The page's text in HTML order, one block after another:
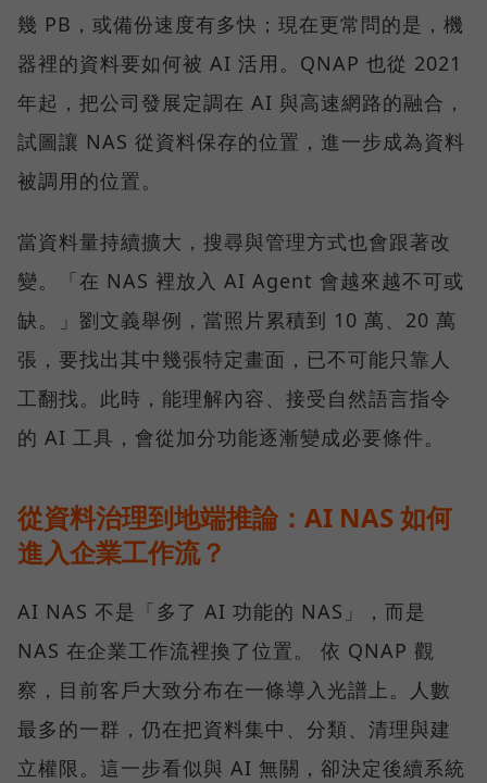
幾 PB，或備份速度有多快；現在更常問的是，機
器裡的資料要如何被 AI 活用。QNAP 也從 2021
年起，把公司發展定調在 AI 與高速網路的融合，
試圖讓 NAS 從資料保存的位置，進一步成為資料
被調用的位置。
當資料量持續擴大，搜尋與管理方式也會跟著改
變。「在 NAS 裡放入 AI Agent 會越來越不可或
缺。」劉文義舉例，當照片累積到 10 萬、20 萬
張，要找出其中幾張特定畫面，已不可能只靠人
工翻找。此時，能理解內容、接受自然語言指令
的 AI 工具，會從加分功能逐漸變成必要條件。
從資料治理到地端推論：AI NAS 如何
進入企業工作流？
AI NAS 不是「多了 AI 功能的 NAS」，而是
NAS 在企業工作流裡換了位置。 依 QNAP 觀
察，目前客戶大致分布在一條導入光譜上。人數
最多的一群，仍在把資料集中、分類、清理與建
立權限。這一步看似與 AI 無關，卻決定後續系統